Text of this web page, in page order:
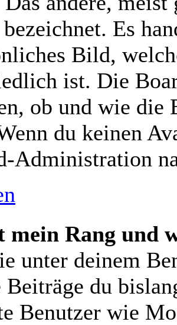
bezeichnet. Es
Bild,
ist. Die
ob und wie die
du keinen
Administration
mein Rang und
unter deinem
du
Benutzer wie